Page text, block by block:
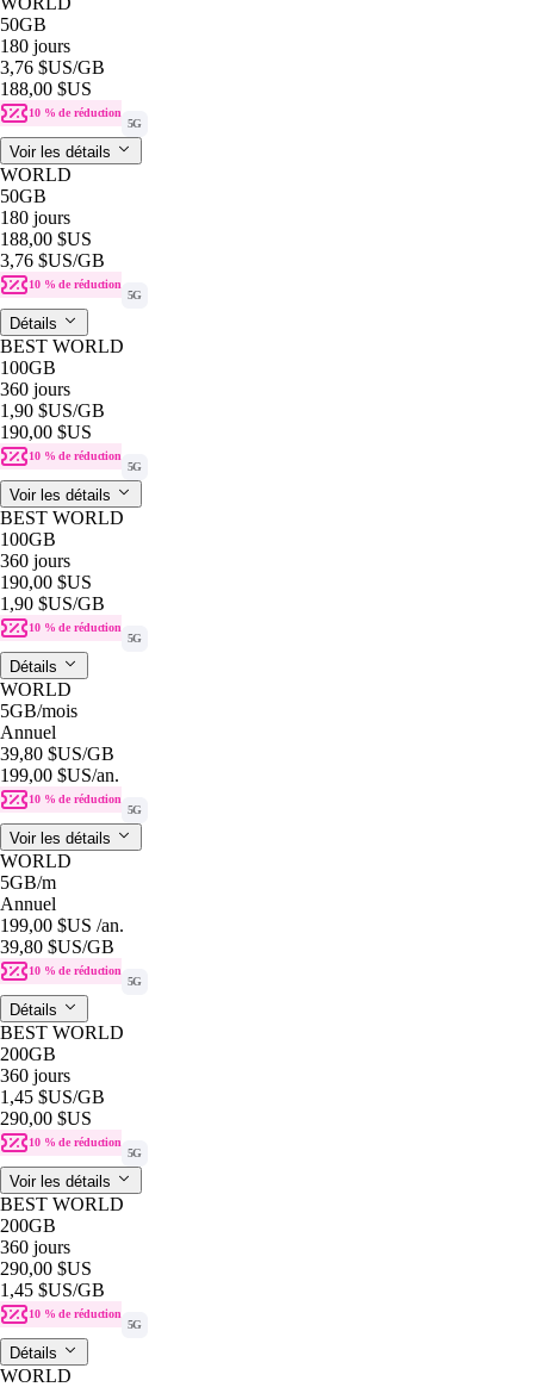
50GB
180 jours
3,76 $US/GB
188,00 $US
10 % de réduction
5G
Voir les détails
WORLD
50GB
180 jours
188,00 $US
3,76 $US/GB
10 % de réduction
5G
Détails
BEST WORLD
100GB
360 jours
1,90 $US/GB
190,00 $US
10 % de réduction
5G
Voir les détails
BEST WORLD
100GB
360 jours
190,00 $US
1,90 $US/GB
10 % de réduction
5G
Détails
WORLD
5GB/mois
Annuel
39,80 $US/GB
199,00 $US/an.
10 % de réduction
5G
Voir les détails
WORLD
5GB/m
Annuel
199,00 $US /an.
39,80 $US/GB
10 % de réduction
5G
Détails
BEST WORLD
200GB
360 jours
1,45 $US/GB
290,00 $US
10 % de réduction
5G
Voir les détails
BEST WORLD
200GB
360 jours
290,00 $US
1,45 $US/GB
10 % de réduction
5G
Détails
WORLD